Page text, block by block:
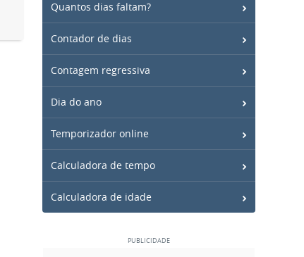
Quantos dias faltam?
Contador de dias
Contagem regressiva
Dia do ano
Temporizador online
Calculadora de tempo
Calculadora de idade